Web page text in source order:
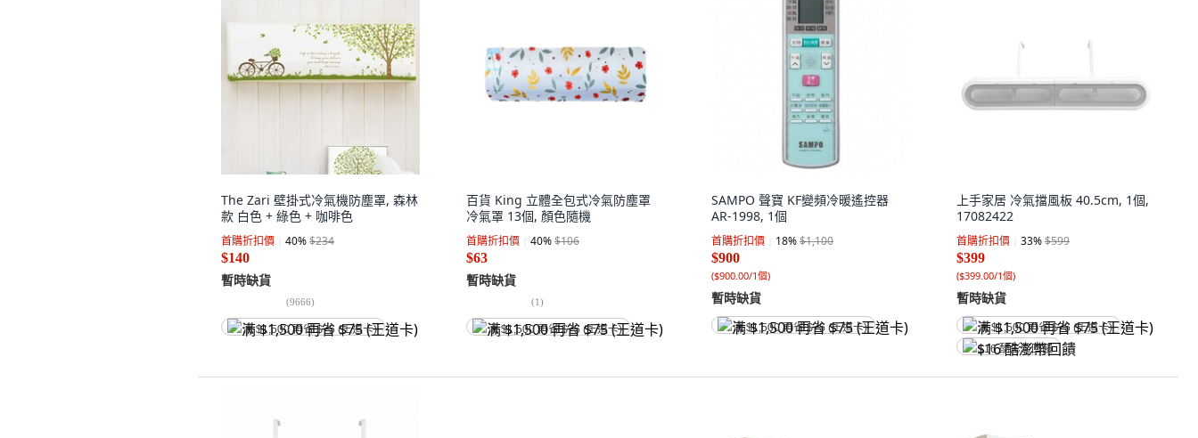
The Zari 壁掛式冷氣機防塵罩, 森林
款 白色 + 綠色 + 咖啡色
首購折扣價 40%$234
$140
暫時缺貨
(9666)
满 $1,500 再省 $75 (王道卡)
百貨 King 立體全包式冷氣防塵罩
冷氣罩 13個, 顏色隨機
首購折扣價 40%$106
$63
暫時缺貨
(1)
满 $1,500 再省 $75 (王道卡)
SAMPO 聲寶 KF變頻冷暖遙控器
AR-1998, 1個
首購折扣價 18%$1,100
$900
($900.00/1個)
暫時缺貨
满 $1,500 再省 $75 (王道卡)
上手家居 冷氣擋風板 40.5cm, 1個,
17082422
首購折扣價 33%$599
$399
($399.00/1個)
暫時缺貨
满 $1,500 再省 $75 (王道卡)
$16 酷澎幣回饋